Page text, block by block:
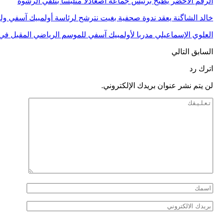
خالد الشاگنة يعقد ندوة صحفية بغيت نترشح لرئاسة أولمبيك آسفي
العلوي الإسماعيلي مدربا لأولمبيك آسفي للموسم الرياضي المقبل
السابق التالي
اترك رد
لن يتم نشر عنوان بريدك الإلكتروني.